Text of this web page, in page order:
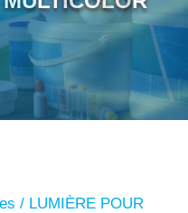
/ LUMIÈRE POUR